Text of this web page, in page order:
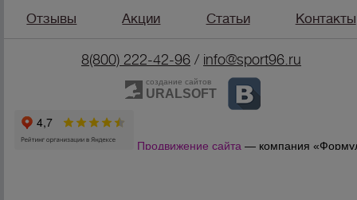
Отзывы
Акции Статьи Контакты
8(800) 222-42-96/ info@sport96.ru
создание сайтов
URALSOFT
Продвижение сайта — компания